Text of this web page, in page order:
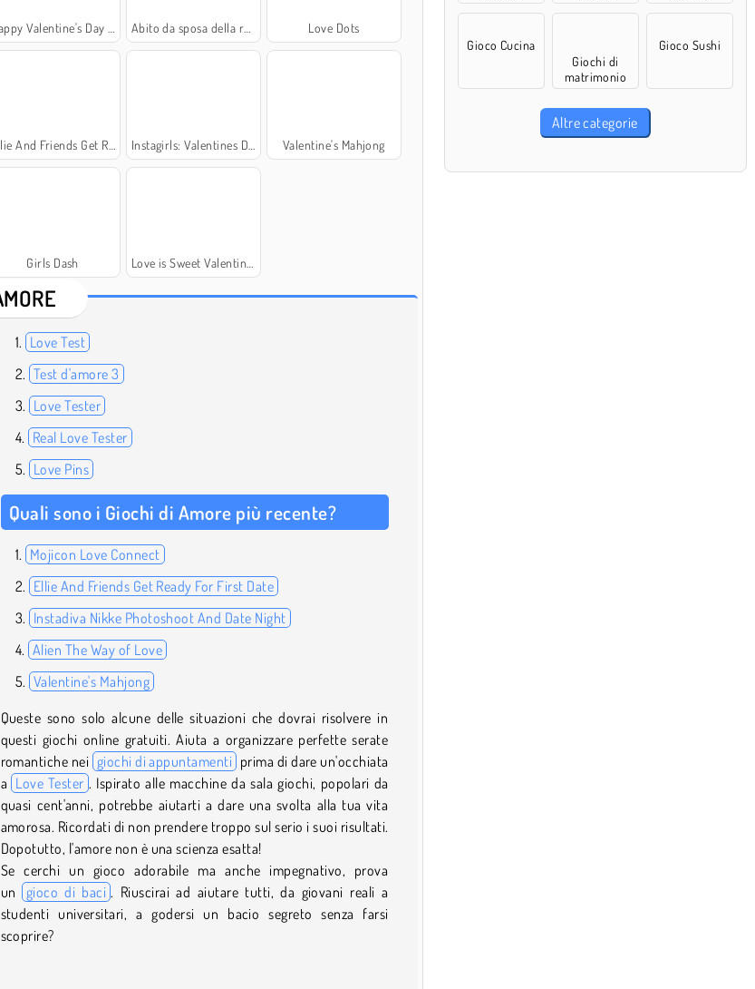
Valentine's Day Coloring Book Abito da sposa della regina dei draghi Love Dots
And Friends Get Ready For First Date Instagirls: Valentines Dress-Up Valentine's Mahjong
Girls Dash Love is Sweet Valentine 2
Love Test
Test d'amore 3
Love Tester
Real Love Tester
Love Pins
Quali sono i Giochi di Amore più recente?
Mojicon Love Connect
Ellie And Friends Get Ready For First Date
Instadiva Nikke Photoshoot And Date Night
Alien The Way of Love
Valentine's Mahjong
Queste sono solo alcune delle situazioni che dovrai risolvere in
questi giochi online gratuiti. Aiuta a organizzare perfette serate
romantiche nei giochi di appuntamenti prima di dare un'occhiata
a Love Tester . Ispirato alle macchine da sala giochi, popolari da
quasi cent'anni, potrebbe aiutarti a dare una svolta alla tua vita
amorosa. Ricordati di non prendere troppo sul serio i suoi risultati.
Dopotutto, l'amore non è una scienza esatta!
Se cerchi un gioco adorabile ma anche impegnativo, prova
un
gioco di baci . Riuscirai ad aiutare tutti, da giovani reali a
studenti universitari, a godersi un bacio segreto senza farsi
scoprire?
Gioco Cucina
Giochi di
matrimonio
Gioco Sushi
Altre categorie